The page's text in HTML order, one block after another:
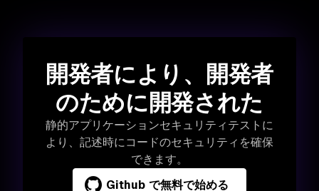
開発者により、開発者
のために開発された
静的アプリケーションセキュリティテストに
より、記述時にコードのセキュリティを確保
できます。
Github で無料で始める